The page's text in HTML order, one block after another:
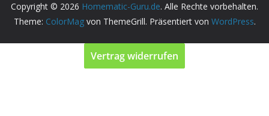
Copyright © 2026 Homematic-Guru.de. Alle Rechte vorbehalten.
Theme: ColorMagvon ThemeGrill. Präsentiert von WordPress.
Vertrag widerrufen